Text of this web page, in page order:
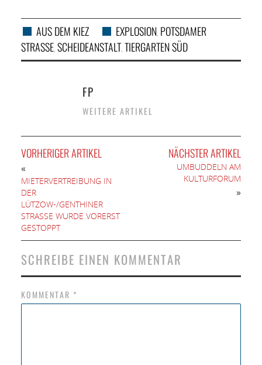
SPORT UND
FREIZEIT
DER ANDERE
NETZWERK
SPONSORING
KONTAKT
AUS DEM KIEZ EXPLOSION, POTSDAMER
STRASSE ,SCHEIDEANSTALT,TIERGARTEN SÜD
FP
WEITERE ARTIKEL
VORHERIGER ARTIKEL
«
MIETERVERTREIBUNG IN
DER
LÜTZOW-/GENTHINER
STRASSE WURDE VORERST G
ESTOPPT
NÄCHSTER ARTIKEL
UMBUDDELN AM
KULTURFORUM
»
SCHREIBE EINEN KOMMENTAR
KOMMENTAR *